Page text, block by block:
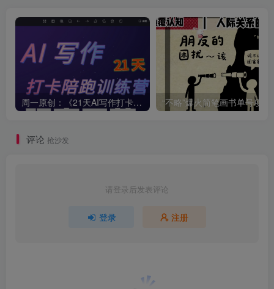
周一原创：《21天AI写作打卡陪跑训练营》全部内容讲解！（网站会员免费学习…）
评论 抢沙发
请登录后发表评论
登录 注册